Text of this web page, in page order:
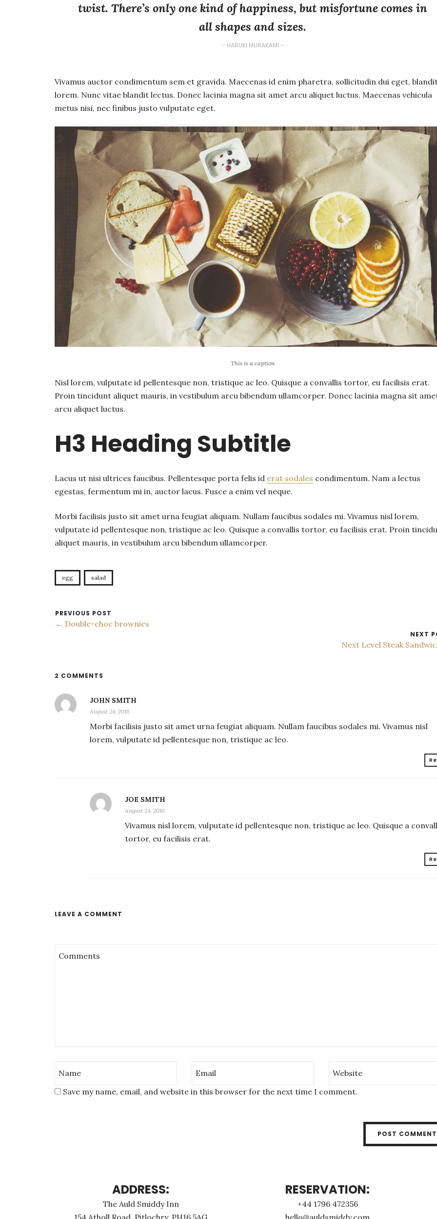
twist. There’s only one kind of happiness, but misfortune comes in
all shapes and sizes.
– HARUKI MURAKAMI –
Vivamus auctor condimentum sem et gravida. Maecenas id enim pharetra, sollicitudin dui eget,
lorem. Nunc vitae blandit lectus. Donec lacinia magna sit amet arcu aliquet luctus. Maecenas vehicula
metus nisi, nec finibus justo vulputate eget.
This is a caption
Nisl lorem, vulputate id pellentesque non, tristique ac leo. Quisque a convallis tortor, eu facilisis erat.
Proin tincidunt aliquet mauris, in vestibulum arcu bibendum ullamcorper. Donec lacinia magna sit
arcu aliquet luctus.
H3 Heading Subtitle
Lacus ut nisi ultrices faucibus. Pellentesque porta felis id erat sodales condimentum. Nam a lectus
egestas, fermentum mi in, auctor lacus. Fusce a enim vel neque.
Morbi facilisis justo sit amet urna feugiat aliquam. Nullam faucibus sodales mi. Vivamus nisl lorem,
vulputate id pellentesque non, tristique ac leo. Quisque a convallis tortor, eu facilisis erat. Proin
aliquet mauris, in vestibulum arcu bibendum ullamcorper.
egg salad
PREVIOUS POST
← Double-choc brownies
NEXT
Next Level Steak
2 COMMENTS
JOHN SMITH
August 24, 2016
Morbi facilisis justo sit amet urna feugiat aliquam. Nullam faucibus sodales mi. Vivamus nisl
lorem, vulputate id pellentesque non, tristique ac leo.
JOE SMITH
August 24, 2016
Vivamus nisl lorem, vulputate id pellentesque non, tristique ac leo. Quisque a
tortor, eu facilisis erat.
LEAVE A COMMENT
Save my name, email, and website in this browser for the next time I comment.
ADDRESS:
The Auld Smiddy Inn
RESERVATION:
+44 1796 472356